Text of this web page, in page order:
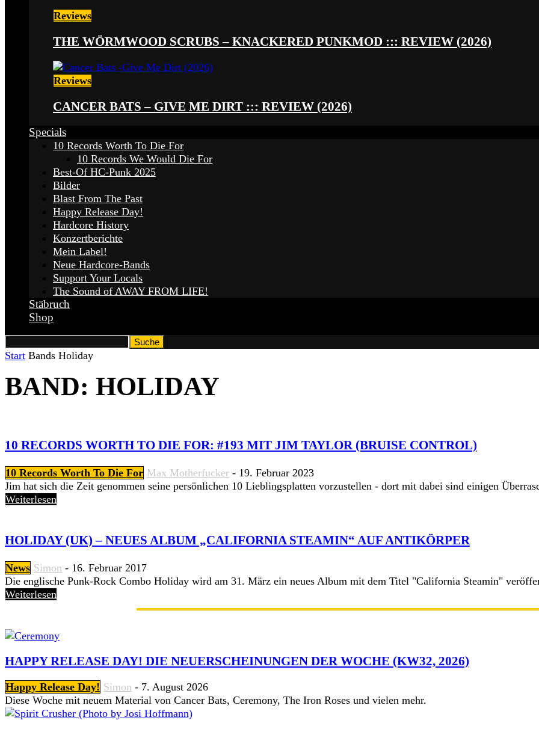
Reviews
THE WÖRMWOOD SCRUBS – KNACKERED PUNKMOD ::: REVIEW (2026)
Reviews
CANCER BATS – GIVE ME DIRT ::: REVIEW (2026)
Specials
10 Records Worth To Die For
10 Records We Would Die For
Best-Of HC-Punk 2025
Bilder
Blast From The Past
Happy Release Day!
Hardcore History
Konzertberichte
Mein Label!
Neue Hardcore-Bands
Support Your Locals
The Sound of AWAY FROM LIFE!
Stäbruch
Shop
Start Bands Holiday
BAND: HOLIDAY
10 RECORDS WORTH TO DIE FOR: #193 MIT JIM TAYLOR (BRUISE CONTROL)
10 Records Worth To Die For Max Motherfucker - 19. Februar 2023
Jim hat sich die Zeit genommen seine persönlichen 10 Lieblingsplatten vorzustellen - dort mit dabei sind einigen
Weiterlesen
HOLIDAY (UK) – NEUES ALBUM „CALIFORNIA STEAMIN“ AUF ANTIKÖRPER
News Simon - 16. Februar 2017
Die englische Punk-Rock Combo Holiday wird am 31. März ein neues Album mit dem Titel "California Steamin"
Weiterlesen
HAPPY RELEASE DAY! DIE NEUERSCHEINUNGEN DER WOCHE (KW32, 2026)
Happy Release Day! Simon - 7. August 2026
Diese Woche mit neuem Material von Cancer Bats, Ceremony, The Iron Roses und vielen mehr.